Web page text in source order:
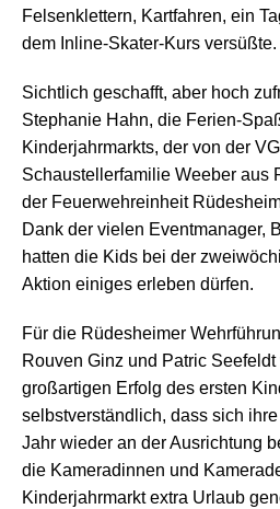
Felsenklettern, Kartfahren, ein
dem Inline-Skater-Kurs versüßte.
Sichtlich geschafft, aber hoch
Stephanie Hahn, die Ferien-
Kinderjahrmarkts, der von der
Schaustellerfamilie Weeber aus
der Feuerwehreinheit
Dank der vielen Eventmanager,
hatten die Kids bei der
Aktion einiges erleben dürfen.
Für die Rüdesheimer
Rouven Ginz und Patric
großartigen Erfolg des ersten
selbstverständlich, dass sich
Jahr wieder an der Ausrichtung
die Kameradinnen und
Kinderjahrmarkt extra Urlaub